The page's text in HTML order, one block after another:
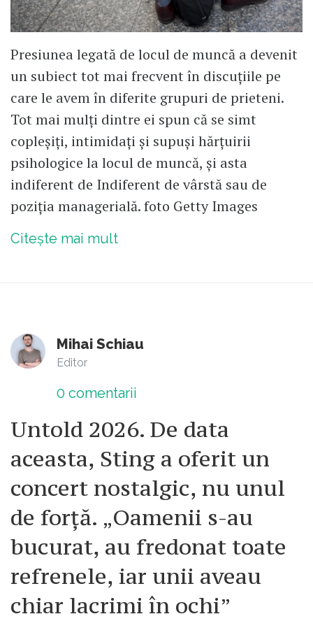
Presiunea legată de locul de muncă a devenit
un subiect tot mai frecvent în discuțiile pe
care le avem în diferite grupuri de prieteni.
Tot mai mulți dintre ei spun că se simt
copleșiți, intimidați și supuși hărțuirii
psihologice la locul de muncă, și asta
indiferent de Indiferent de vârstă sau de
poziția managerială. foto Getty Images
Citește mai mult
Mihai Schiau
Editor
0 comentarii
Untold 2026. De data
aceasta, Sting a oferit un
concert nostalgic, nu unul
de forță. „Oamenii s-au
bucurat, au fredonat toate
refrenele, iar unii aveau
chiar lacrimi în ochi”